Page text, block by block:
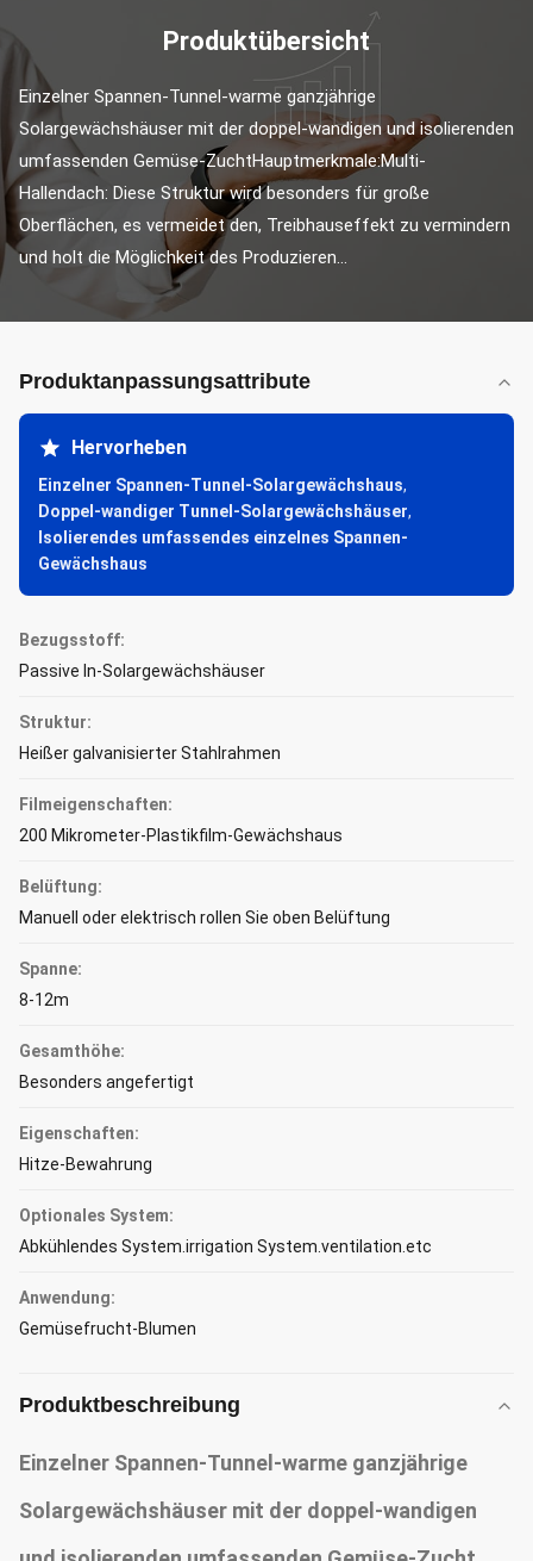
Produktübersicht
Einzelner Spannen-Tunnel-warme ganzjährige
Solargewächshäuser mit der doppel-wandigen und isolierenden
umfassenden Gemüse-ZuchtHauptmerkmale:Multi-
Hallendach: Diese Struktur wird besonders für große
Oberflächen, es vermeidet den, Treibhauseffekt zu vermindern
und holt die Möglichkeit des Produzieren...
Produktanpassungsattribute
Hervorheben
Einzelner Spannen-Tunnel-Solargewächshaus,
Doppel-wandiger Tunnel-Solargewächshäuser,
Isolierendes umfassendes einzelnes Spannen-
Gewächshaus
Bezugsstoff:
Passive In-Solargewächshäuser
Struktur:
Heißer galvanisierter Stahlrahmen
Filmeigenschaften:
200 Mikrometer-Plastikfilm-Gewächshaus
Belüftung:
Manuell oder elektrisch rollen Sie oben Belüftung
Spanne:
8-12m
Gesamthöhe:
Besonders angefertigt
Eigenschaften:
Hitze-Bewahrung
Optionales System:
Abkühlendes System.irrigation System.ventilation.etc
Anwendung:
Gemüsefrucht-Blumen
Produktbeschreibung
Einzelner Spannen-Tunnel-warme ganzjährige
Solargewächshäuser mit der doppel-wandigen